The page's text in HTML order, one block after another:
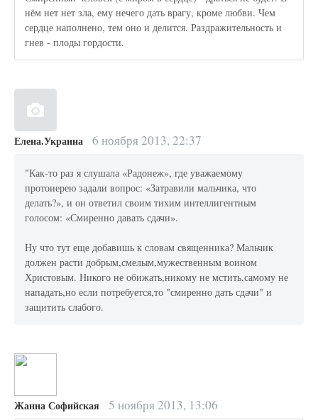
нём нет нет зла, ему нечего дать врагу, кроме любви. Чем
сердце наполнено, тем оно и делится. Раздражительность и
гнев - плоды гордости.
Елена.Украина 6 ноября 2013, 22:37
"Как-то раз я слушала «Радонеж», где уважаемому
протоиерею задали вопрос: «Затравили мальчика, что
делать?», и он ответил своим тихим интеллигентным
голосом: «Смиренно давать сдачи».
Ну что тут еще добавишь к словам священника? Мальчик
должен расти добрым,смелым,мужественным воином
Христовым. Никого не обижать,никому не мстить,самому не
нападать,но если потребуется,то "смиренно дать сдачи" и
защитить слабого.
Жанна Софийская 5 ноября 2013, 13:06